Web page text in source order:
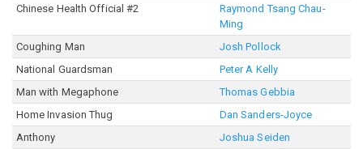
Chinese Health Official #2
Raymond Tsang Chau-
Ming
Coughing Man
Josh Pollock
National Guardsman
Peter A Kelly
Man with Megaphone
Thomas Gebbia
Home Invasion Thug
Dan Sanders-Joyce
Anthony
Joshua Seiden